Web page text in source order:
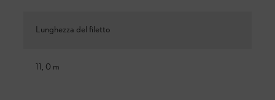
Lunghezza del filetto
11, 0 m